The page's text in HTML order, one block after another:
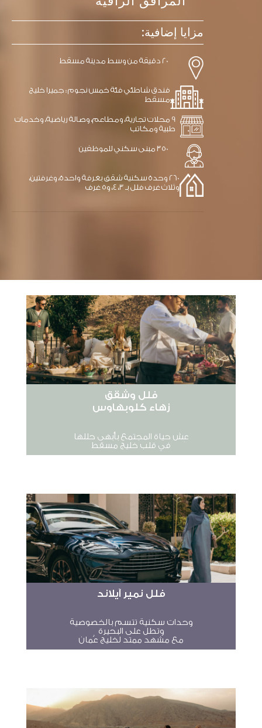
مزايا إضافية:
20 دقيقة من وسط مدينة مسقط
فندق شاطئي فئة خمس نجوم : جميرا خليج
مسقط
9 محلات تجارية، ومطاعم، وصالة رياضية، وخدمات
طبية ومكاتب
350 مبنى سكني للموظفين
260 وحدة سكنية شقق بغرفة واحدة، وغرفتين،
وثلاث غرف فلل بـ 3، 4، و5 غرف
فلل وشقق
زهاء كلوبهاوس
عِش حياة المجتمع بأبهى حللها
في قلب خليج مسقط
فلل نمير آيلاند
وحدات سكنية تتسم بالخصوصية
وتطل على البحيرة
مع مشهد ممتد لخليج عُمان